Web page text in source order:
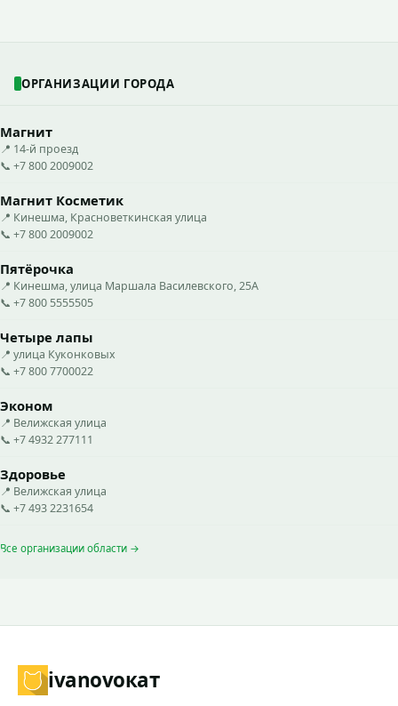
ОРГАНИЗАЦИИ ГОРОДА
Магнит
📍 14-й проезд
📞 +7 800 2009002
Магнит Косметик
📍 Кинешма, Красноветкинская улица
📞 +7 800 2009002
Пятёрочка
📍 Кинешма, улица Маршала Василевского, 25А
📞 +7 800 5555505
Четыре лапы
📍 улица Куконковых
📞 +7 800 7700022
Эконом
📍 Велижская улица
📞 +7 4932 277111
Здоровье
📍 Велижская улица
📞 +7 493 2231654
Все организации области →
ivanovoкат